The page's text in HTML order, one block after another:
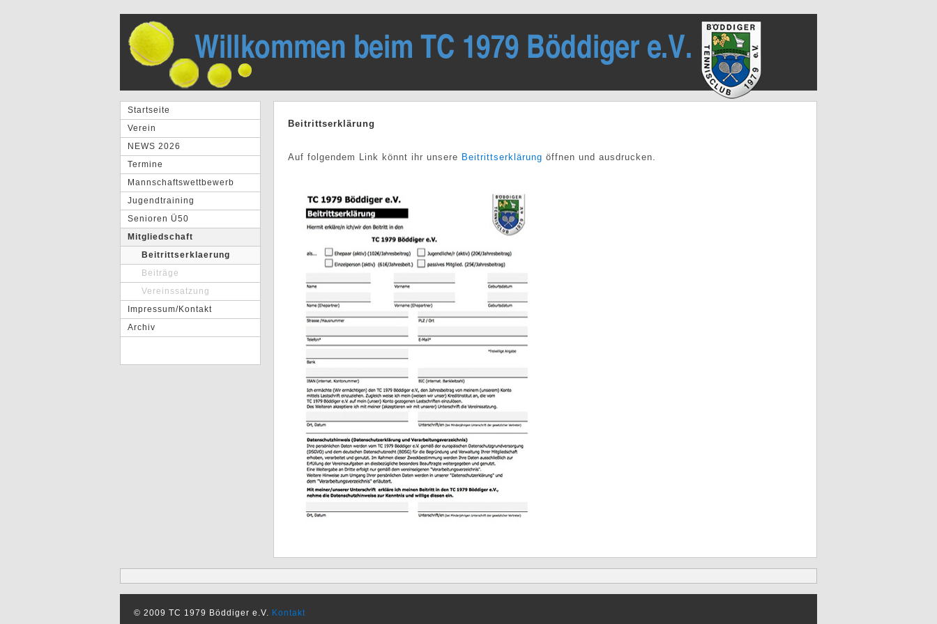
Startseite
Verein
NEWS 2026
Termine
Mannschaftswettbewerb
Jugendtraining
Senioren Ü50
Mitgliedschaft
Beitrittserklaerung
Beiträge
Vereinssatzung
Impressum/Kontakt
Archiv
Beitrittserklärung
Auf folgendem Link könnt ihr unsere Beitrittserklärung öffnen und ausdrucken.
© 2009 TC 1979 Böddiger e.V. Kontakt